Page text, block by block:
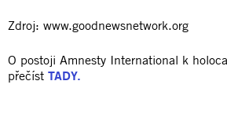
Zdroj: www.goodnewsnetwork.org
O postoji Amnesty International k
přečíst TADY.